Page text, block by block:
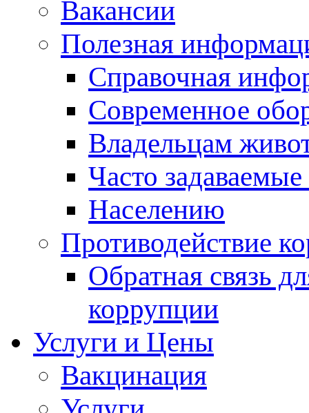
Вакансии
Полезная
Справочная
Современное
Владельцам
Часто
Населению
Противодействие
Обратная связь
коррупции
Услуги и Цены
Вакцинация